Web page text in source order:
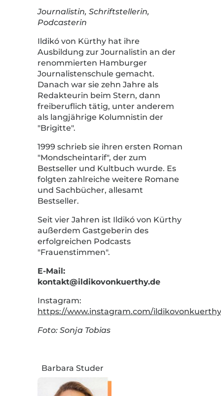
Journalistin, Schriftstellerin,
Podcasterin
Ildikó von Kürthy hat ihre
Ausbildung zur Journalistin an der
renommierten Hamburger
Journalistenschule gemacht.
Danach war sie zehn Jahre als
Redakteurin beim Stern, dann
freiberuflich tätig, unter anderem
als langjährige Kolumnistin der
"Brigitte".
1999 schrieb sie ihren ersten Roman
"Mondscheintarif", der zum
Bestseller und Kultbuch wurde. Es
folgten zahlreiche weitere Romane
und Sachbücher, allesamt
Bestseller.
Seit vier Jahren ist Ildikó von Kürthy
außerdem Gastgeberin des
erfolgreichen Podcasts
"Frauenstimmen".
E-Mail:
kontakt@ildikovonkuerthy.de
Instagram:
https://www.instagram.com/ildikovonkuerthy
Foto: Sonja Tobias
Barbara Studer